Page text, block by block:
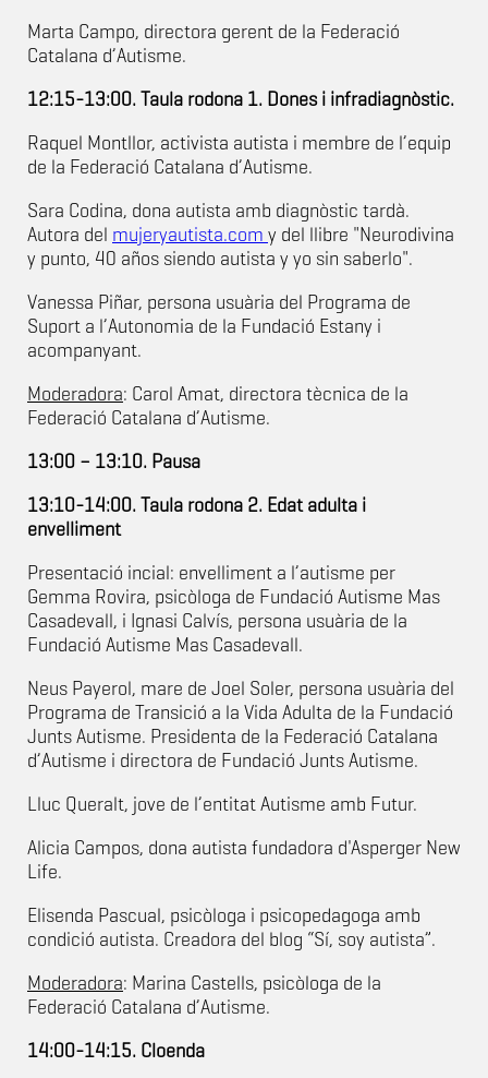
Marta Campo, directora gerent de la Federació
Catalana d’Autisme.
12:15-13:00. Taula rodona 1. Dones i infradiagnòstic.
Raquel Montllor, activista autista i membre de l’equip
de la Federació Catalana d’Autisme.
Sara Codina, dona autista amb diagnòstic tardà.
Autora del mujeryautista.com y del llibre "Neurodivina
y punto, 40 años siendo autista y yo sin saberlo".
Vanessa Piñar, persona usuària del Programa de
Suport a l’Autonomia de la Fundació Estany i
acompanyant.
Moderadora: Carol Amat, directora tècnica de la
Federació Catalana d’Autisme.
13:00 – 13:10. Pausa
13:10-14:00. Taula rodona 2. Edat adulta i
envelliment
Presentació incial: envelliment a l’autisme per
Gemma Rovira, psicòloga de Fundació Autisme Mas
Casadevall, i Ignasi Calvís, persona usuària de la
Fundació Autisme Mas Casadevall.
Neus Payerol, mare de Joel Soler, persona usuària del
Programa de Transició a la Vida Adulta de la Fundació
Junts Autisme. Presidenta de la Federació Catalana
d’Autisme i directora de Fundació Junts Autisme.
Lluc Queralt, jove de l’entitat Autisme amb Futur.
Alicia Campos, dona autista fundadora d'Asperger New
Life.
Elisenda Pascual, psicòloga i psicopedagoga amb
condició autista. Creadora del blog “Sí, soy autista”.
Moderadora: Marina Castells, psicòloga de la
Federació Catalana d’Autisme.
14:00-14:15. Cloenda